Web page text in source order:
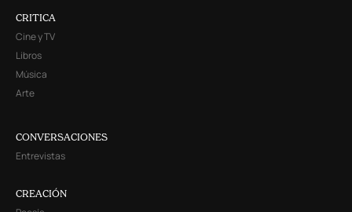
CRITICA
Cine y TV
Libros
Música
Arte
CONVERSACIONES
Entrevistas
CREACIÓN